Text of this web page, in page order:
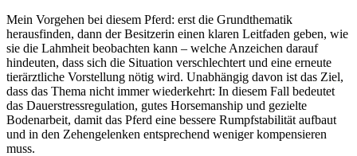
Mein Vorgehen bei diesem Pferd: erst die Grundthematik
herausfinden, dann der Besitzerin einen klaren Leitfaden geben, wie
sie die Lahmheit beobachten kann – welche Anzeichen darauf
hindeuten, dass sich die Situation verschlechtert und eine erneute
tierärztliche Vorstellung nötig wird. Unabhängig davon ist das Ziel,
dass das Thema nicht immer wiederkehrt: In diesem Fall bedeutet
das Dauerstressregulation, gutes Horsemanship und gezielte
Bodenarbeit, damit das Pferd eine bessere Rumpfstabilität aufbaut
und in den Zehengelenken entsprechend weniger kompensieren
muss.